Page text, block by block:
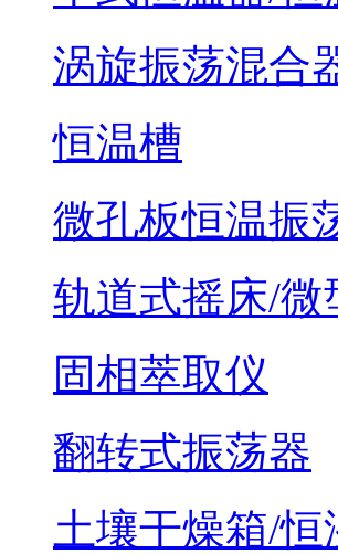
涡旋振荡混合
恒温槽
微孔板恒温振
轨道式摇床/微
固相萃取仪
翻转式振荡器
土壤干燥箱/恒